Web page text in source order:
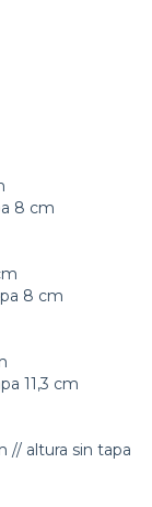
8 cm
8 cm
11,3 cm
// altura sin tapa